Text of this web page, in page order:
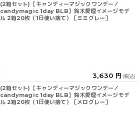
(2箱セット)【キャンディーマジックワンデー／
candymagic 1day BLB】鈴木愛理イメージモデ
ル 2箱20枚（1日使い捨て）［ミミグレー］
3,630 円 (税込)
(2箱セット)【キャンディーマジックワンデー／
candymagic 1day BLB】鈴木愛理イメージモデ
ル 2箱20枚（1日使い捨て）［メログレー］